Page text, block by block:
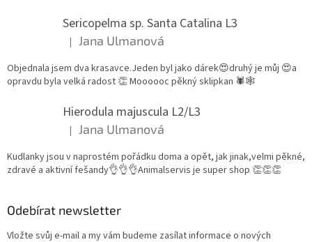
Sericopelma sp. Santa Catalina L3
Hodnocení produktu je 5 z 5 hvězdiček.
| Jana Ulmanová
Objednala jsem dva krasavce.Jeden byl jako dárek😍druhý je můj 😍a
opravdu byla velká radost 👏 Moooooc pěkný sklipkan 🕷🕸
Hierodula majuscula L2/L3
Hodnocení produktu je 5 z 5 hvězdiček.
| Jana Ulmanová
Kudlanky jsou v naprostém pořádku doma a opět, jak jinak,velmi pěkné,
zdravé a aktivní fešandy👌👌👌Animalservis je super shop 👏👏👏
Odebírat newsletter
Vložte svůj e-mail a my vám budeme zasílat informace o nových